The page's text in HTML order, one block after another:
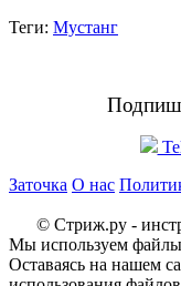
Теги: Мустанг
Заточка О нас
© Стриж.ру -
Мы используем файлы
Оставаясь на нашем